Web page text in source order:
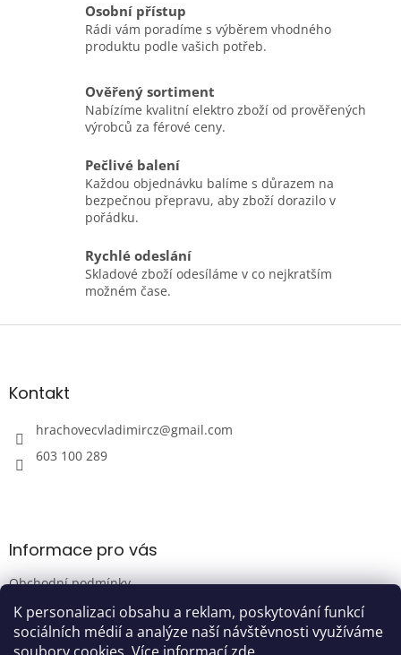
K personalizaci obsahu a reklam, poskytování funkcí
sociálních médií a analýze naší návštěvnosti využíváme
Osobní přístup
Rádi vám poradíme s výběrem vhodného
produktu podle vašich potřeb.
Ověřený sortiment
Nabízíme kvalitní elektro zboží od prověřených
výrobců za férové ceny.
Pečlivé balení
Každou objednávku balíme s důrazem na
bezpečnou přepravu, aby zboží dorazilo v
pořádku.
Rychlé odeslání
Skladové zboží odesíláme v co nejkratším
možném čase.
Z
aKontakt
hrachovecvladimircz@gmail.com
603 100 289
Informace pro vás
Obchodní podmínky
Podmínky ochrany osobních údajů